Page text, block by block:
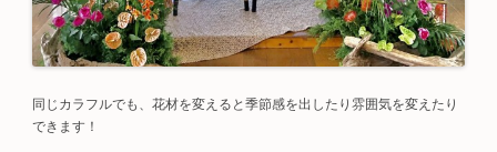
同じカラフルでも、花材を変えると季節感を出したり雰囲気を変えたり
できます！